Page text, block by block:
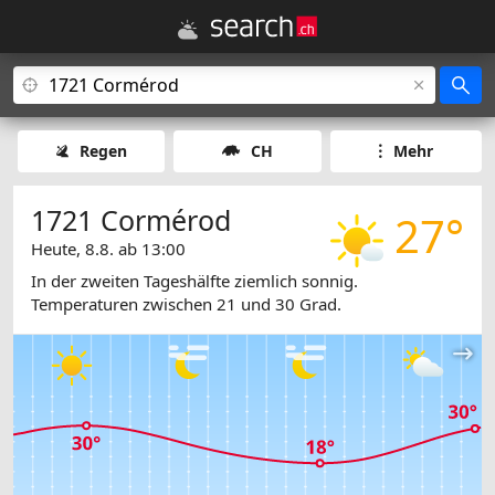
Regen CH Mehr
27°
1721 Cormérod
Heute, 8.8. ab 13:00
In der zweiten Tageshälfte ziemlich sonnig.
Temperaturen zwischen 21 und 30 Grad.